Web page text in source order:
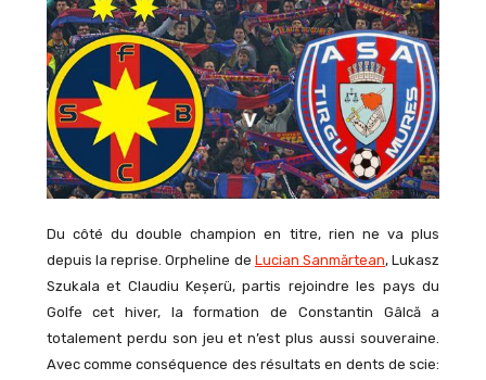
Du côté du double champion en titre, rien ne va plus
depuis la reprise. Orpheline de Lucian Sanmărtean, Lukasz
Szukala et Claudiu Keșerü, partis rejoindre les pays du
Golfe cet hiver, la formation de Constantin Gâlcă a
totalement perdu son jeu et n’est plus aussi souveraine.
Avec comme conséquence des résultats en dents de scie: